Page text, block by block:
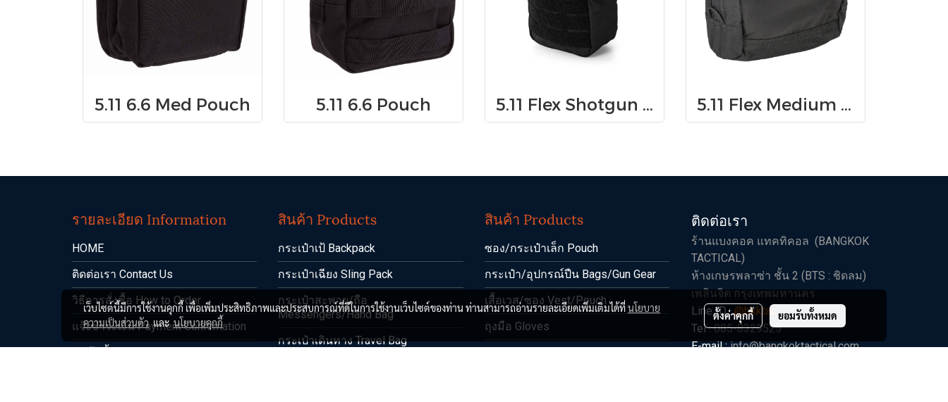
5.11 6.6 Med Pouch 5.11 6.6 Pouch 5.11 Flex Shotgun Ammo Pouch 5.11 Flex Medium GP Pouch
รายละเอียด Information
HOME
ติดต่อเรา Contact Us
วิธีการสั่งซื้อ How to Order
แจ้งชำระเงิน Payment Confirmation
สินค้า Products
กระเป๋าเป้ Backpack
กระเป๋าเฉียง Sling Pack
กระเป๋าสะพาย/ถือ
Messengers/Hand Bag
กระเป๋าเดินทาง Travel Bag
สินค้า Products
ซอง/กระเป๋าเล็ก Pouch
กระเป๋า/อุปกรณ์ปืน Bags/Gun Gear
เสื้อเวส/ซอง Vest/Pouch
ถุงมือ Gloves
ติดต่อเรา
ร้านแบงคอค แทคทิคอล (BANGKOK
TACTICAL)
ห้างเกษรพลาซ่า ชั้น 2 (BTS : ชิดลม)
เพลินจิต กรุงเทพมหานคร
Line ID : @bkktac
Tel :085-8329525
E-mail :info@bangkoktactical.com
เว็บไซต์นี้มีการใช้งานคุกกี้ เพื่อเพิ่มประสิทธิภาพและประสบการณ์ที่ดีในการใช้งานเว็บไซต์ของท่าน ท่านสามารถอ่านรายละเอียดเพิ่มเติมได้ที่นโยบาย
ความเป็นส่วนตัวและนโยบายคุกกี้
ตั้งค่าคุกกี้ ยอมรับทั้งหมด